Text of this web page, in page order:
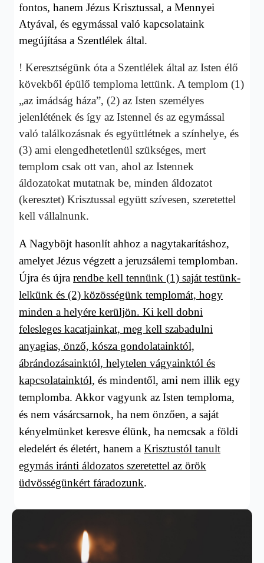
fontos, hanem Jézus Krisztussal, a Mennyei
Atyával, és egymással való kapcsolataink
megújítása a Szentlélek által.
! Keresztségünk óta a Szentlélek által az Isten élő
kövekből épülő temploma lettünk. A templom (1)
„az imádság háza”, (2) az Isten személyes
jelenlétének és így az Istennel és az egymással
való találkozásnak és együttlétnek a színhelye, és
(3) ami elengedhetetlenül szükséges, mert
templom csak ott van, ahol az Istennek
áldozatokat mutatnak be, minden áldozatot
(keresztet) Krisztussal együtt szívesen, szeretettel
kell vállalnunk.
A Nagyböjt hasonlít ahhoz a nagytakarításhoz,
amelyet Jézus végzett a jeruzsálemi templomban.
Újra és újrarendbe kell tennünk (1) saját testünk-
lelkünk és (2) közösségünk templomát, hogy
minden a helyére kerüljön. Ki kell dobni
felesleges kacatjainkat, meg kell szabadulni
anyagias, önző, kósza gondolatainktól,
ábrándozásainktól, helytelen vágyainktól és
kapcsolatainktól, és mindentől, ami nem illik egy
templomba. Akkor vagyunk az Isten temploma,
és nem vásárcsarnok, ha nem önzően, a saját
kényelmünket keresve élünk, ha nemcsak a földi
eledelért és életért, hanem aKrisztustól tanult
egymás iránti áldozatos szeretettel az örök
üdvösségünkért fáradozunk.